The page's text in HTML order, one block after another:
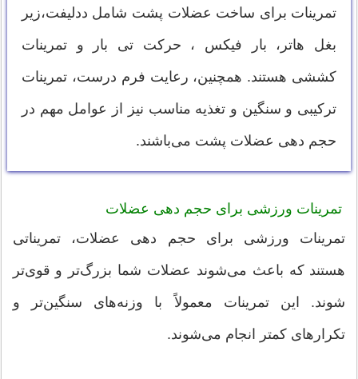
تمرینات برای ساخت عضلات پشت شامل ددلیفت،زیر
بغل هاتر، بار فیکس ، حرکت تی بار و تمرینات
کششی هستند. همچنین، رعایت فرم درست، تمرینات
ترکیبی و سنگین و تغذیه مناسب نیز از عوامل مهم در
حجم دهی عضلات پشت می‌باشند.
تمرینات ورزشی برای حجم دهی عضلات
تمرینات ورزشی برای حجم دهی عضلات، تمریناتی
هستند که باعث می‌شوند عضلات شما بزرگ‌تر و قوی‌تر
شوند. این تمرینات معمولاً با وزنه‌های سنگین‌تر و
تکرارهای کمتر انجام می‌شوند.